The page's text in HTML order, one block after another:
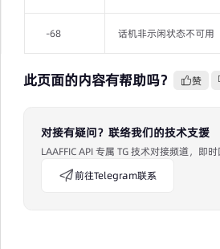
-68 话机非示闲状态不可用
此页面的内容有帮助吗？ 赞
对接有疑问？联络我们的技术支援
LAAFFIC API 专属 TG 技术对接频道，即
前往Telegram联系